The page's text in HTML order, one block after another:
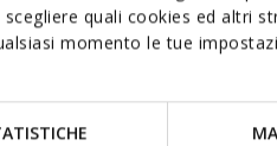
quali cookies ed altri
momento le tue
bekeken